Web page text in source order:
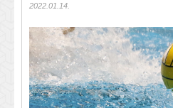
2022.01.14.